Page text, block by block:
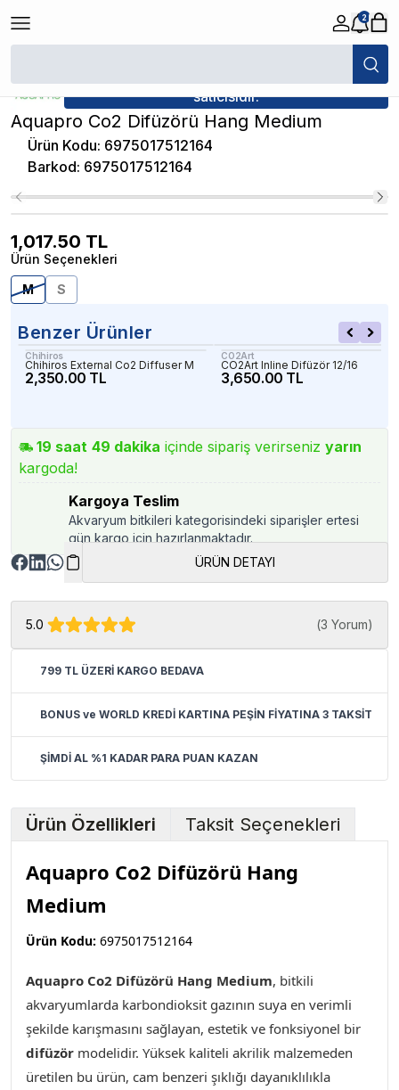
2
/ Aquapro Co2 Difüzörü Hang Medium
★ Atakan Petshop, Aquapro yetkili
satıcısıdır.
Aquapro Co2 Difüzörü Hang Medium
Ürün Kodu: 6975017512164
Barkod: 6975017512164
1,017.50 TL
Ürün Seçenekleri
M
S
Benzer Ürünler
Chihiros
Chihiros External Co2 Diffuser M
2,350.00 TL
CO2Art
CO2Art Inline Difüzör 12/16
3,650.00 TL
19 saat 49 dakika içinde sipariş verirseniz yarın
kargoda!
Kargoya Teslim
Akvaryum bitkileri kategorisindeki siparişler ertesi
gün kargo için hazırlanmaktadır.
ÜRÜN DETAYI
5.0 (3 Yorum)
799 TL ÜZERİ KARGO BEDAVA
BONUS ve WORLD KREDİ KARTINA PEŞİN FİYATINA 3 TAKSİT
ŞİMDİ AL %1 KADAR PARA PUAN KAZAN
Ürün Özellikleri Taksit Seçenekleri
Aquapro Co2 Difüzörü Hang
Medium
Ürün Kodu: 6975017512164
Aquapro Co2 Difüzörü Hang Medium, bitkili
akvaryumlarda karbondioksit gazının suya en verimli
şekilde karışmasını sağlayan, estetik ve fonksiyonel bir
difüzör modelidir. Yüksek kaliteli akrilik malzemeden
üretilen bu ürün, cam benzeri şıklığı dayanıklılıkla